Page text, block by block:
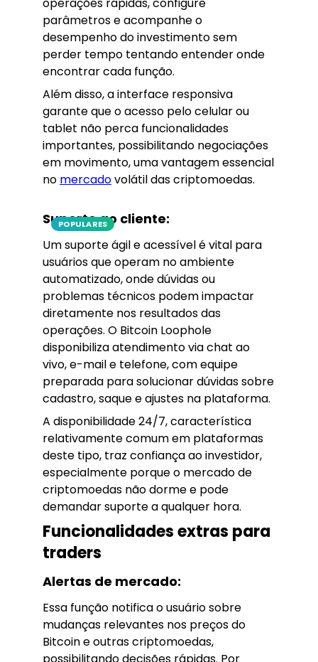
parâmetros e acompanhe o
desempenho do investimento sem
perder tempo tentando entender onde
encontrar cada função.
Além disso, a interface responsiva
garante que o acesso pelo celular ou
tablet não perca funcionalidades
importantes, possibilitando negociações
em movimento, uma vantagem essencial
no mercadovolátil das criptomoedas.
POPULARES
Suporte ao cliente:
Um suporte ágil e acessível é vital para
usuários que operam no ambiente
automatizado, onde dúvidas ou
problemas técnicos podem impactar
diretamente nos resultados das
operações. O Bitcoin Loophole
disponibiliza atendimento via chat ao
vivo, e-mail e telefone, com equipe
preparada para solucionar dúvidas sobre
cadastro, saque e ajustes na plataforma.
A disponibilidade 24/7, característica
relativamente comum em plataformas
deste tipo, traz confiança ao investidor,
especialmente porque o mercado de
criptomoedas não dorme e pode
demandar suporte a qualquer hora.
Funcionalidades extras para
traders
Alertas de mercado:
Essa função notifica o usuário sobre
mudanças relevantes nos preços do
Bitcoin e outras criptomoedas,